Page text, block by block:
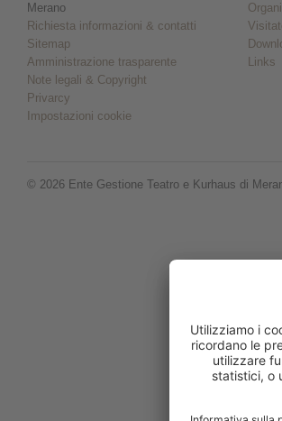
Merano
Richiesta informazioni & contatti
Sitemap
Amministrazione trasparente
Note legali & Copyright
Privarcy
Impostazioni cookie
Links
© 2026 Ente Gestione Teatro e Kurhaus di